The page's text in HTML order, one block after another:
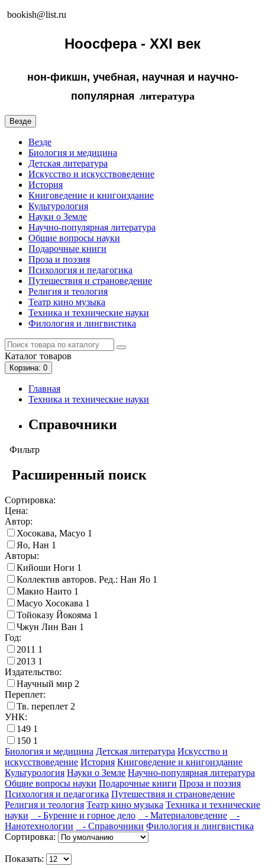
bookish@list.ru
Ноосфера - XXI век
нон-фикшн, учебная, научная и научно-
популярная литература
Везде
Везде
Биология и медицина
Детская литература
Искусство и искусствоведение
История
Книговедение и книгоиздание
Культурология
Науки о Земле
Научно-популярная литература
Общие вопросы науки
Подарочные книги
Проза и поэзия
Психология и педагогика
Путешествия и страноведение
Религия и теология
Театр кино музыка
Техника и технические науки
Филология и лингвистика
Каталог товаров
Корзина: 0
Главная
Техника и технические науки
Справочники
Фильтр
Расширенный поиск
Сортировка:
Цена:
Автор:
Хосокава, Масуо 1
Яо, Нан 1
Авторы:
Кийоши Ноги 1
Коллектив авторов. Ред.: Нан Яо 1
Макио Наито 1
Масуо Хосокава 1
Тойоказу Йокояма 1
Чжун Лин Ван 1
Год:
2011 1
2013 1
Издательство:
Научный мир 2
Переплет:
Тв. переплет 2
УНК:
149 1
150 1
Биология и медицина Детская литература Искусство и
искусствоведение История Книговедение и книгоиздание
Культурология Науки о Земле Научно-популярная литература
Общие вопросы науки Подарочные книги Проза и поэзия
Психология и педагогика Путешествия и страноведение
Религия и теология Театр кино музыка Техника и технические
науки
- Бурение и горное дело - Материаловедение
-
Нанотехнологии
- Справочники Филология и лингвистика
Сортировка:
Показать: